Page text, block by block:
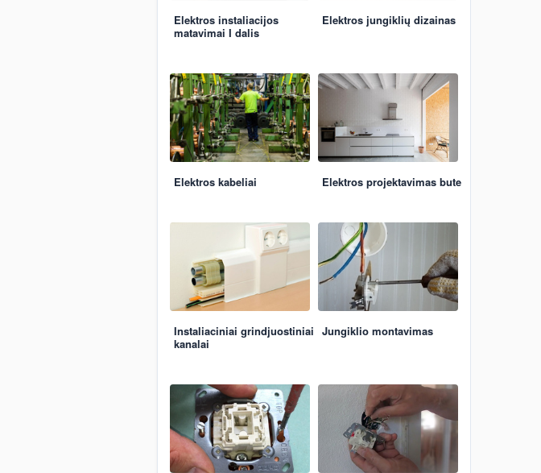
Elektros instaliacijos
matavimai I dalis
Elektros jungiklių dizainas
Elektros kabeliai Elektros projektavimas bute
Instaliaciniai grindjuostiniai
kanalai
Jungiklio montavimas